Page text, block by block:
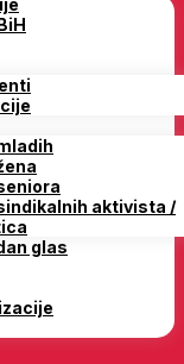
aktivista /
glas